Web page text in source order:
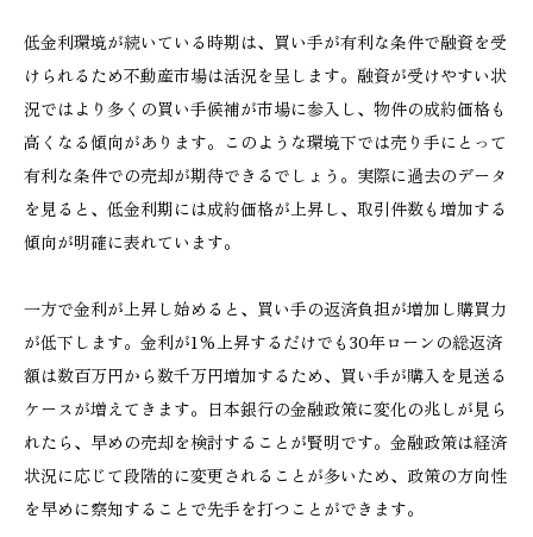
低金利環境が続いている時期は、買い手が有利な条件で融資を受
けられるため不動産市場は活況を呈します。融資が受けやすい状
況ではより多くの買い手候補が市場に参入し、物件の成約価格も
高くなる傾向があります。このような環境下では売り手にとって
有利な条件での売却が期待できるでしょう。実際に過去のデータ
を見ると、低金利期には成約価格が上昇し、取引件数も増加する
傾向が明確に表れています。
一方で金利が上昇し始めると、買い手の返済負担が増加し購買力
が低下します。金利が1%上昇するだけでも30年ローンの総返済
額は数百万円から数千万円増加するため、買い手が購入を見送る
ケースが増えてきます。日本銀行の金融政策に変化の兆しが見ら
れたら、早めの売却を検討することが賢明です。金融政策は経済
状況に応じて段階的に変更されることが多いため、政策の方向性
を早めに察知することで先手を打つことができます。